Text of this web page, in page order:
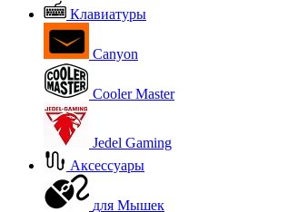
Клавиатуры
Canyon
Cooler Master
Jedel Gaming
Аксессуары
для Мышек